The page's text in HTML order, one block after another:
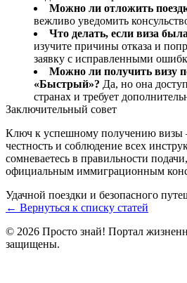
Можно ли отложить
вежливо уведомить
Что делать, если виза
изучите причины отказа и
заявку с исправленными
Можно ли получить визу
«Быстрый»? Да, но она
странах и требует
Заключительный совет
Ключ к успешному получению визы
честность и соблюдение всех
сомневаетесь в правильности
официальным иммиграционным
Удачной поездки и безопасного
← Вернуться к списку статей
© 2026 Просто знай! Портал
защищены.